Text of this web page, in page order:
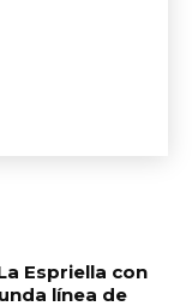
Espriella con
línea de